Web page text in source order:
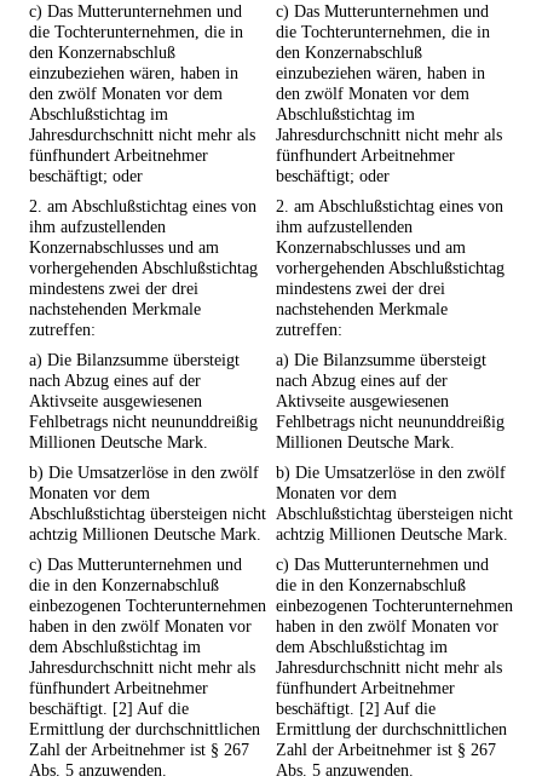
c) Das Mutterunternehmen und
die Tochterunternehmen, die in
den Konzernabschluß
einzubeziehen wären, haben in
den zwölf Monaten vor dem
Abschlußstichtag im
Jahresdurchschnitt nicht mehr als
fünfhundert Arbeitnehmer
beschäftigt; oder
c) Das Mutterunternehmen und
die Tochterunternehmen, die in
den Konzernabschluß
einzubeziehen wären, haben in
den zwölf Monaten vor dem
Abschlußstichtag im
Jahresdurchschnitt nicht mehr als
fünfhundert Arbeitnehmer
beschäftigt; oder
2. am Abschlußstichtag eines von
ihm aufzustellenden
Konzernabschlusses und am
vorhergehenden Abschlußstichtag
mindestens zwei der drei
nachstehenden Merkmale
zutreffen:
2. am Abschlußstichtag eines von
ihm aufzustellenden
Konzernabschlusses und am
vorhergehenden Abschlußstichtag
mindestens zwei der drei
nachstehenden Merkmale
zutreffen:
a) Die Bilanzsumme übersteigt
nach Abzug eines auf der
Aktivseite ausgewiesenen
Fehlbetrags nicht neununddreißig
Millionen Deutsche Mark.
a) Die Bilanzsumme übersteigt
nach Abzug eines auf der
Aktivseite ausgewiesenen
Fehlbetrags nicht neununddreißig
Millionen Deutsche Mark.
b) Die Umsatzerlöse in den zwölf
Monaten vor dem
Abschlußstichtag übersteigen nicht
achtzig Millionen Deutsche Mark.
b) Die Umsatzerlöse in den zwölf
Monaten vor dem
Abschlußstichtag übersteigen nicht
achtzig Millionen Deutsche Mark.
c) Das Mutterunternehmen und
die in den Konzernabschluß
einbezogenen Tochterunternehmen
haben in den zwölf Monaten vor
dem Abschlußstichtag im
Jahresdurchschnitt nicht mehr als
fünfhundert Arbeitnehmer
beschäftigt. [2] Auf die
Ermittlung der durchschnittlichen
Zahl der Arbeitnehmer ist § 267
Abs. 5 anzuwenden.
c) Das Mutterunternehmen und
die in den Konzernabschluß
einbezogenen Tochterunternehmen
haben in den zwölf Monaten vor
dem Abschlußstichtag im
Jahresdurchschnitt nicht mehr als
fünfhundert Arbeitnehmer
beschäftigt. [2] Auf die
Ermittlung der durchschnittlichen
Zahl der Arbeitnehmer ist § 267
Abs. 5 anzuwenden.